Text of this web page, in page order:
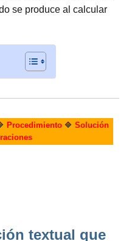
se produce al calcular
Procedimiento🔷 Solución
textual que